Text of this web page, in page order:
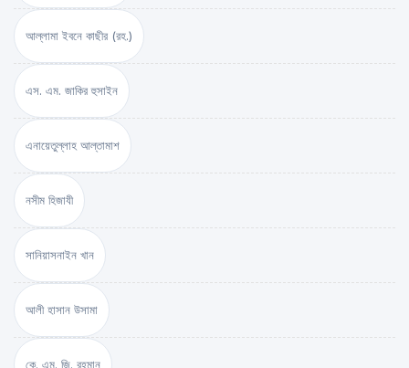
আল্লামা ইবনে কাছীর (রহ.)
এস. এম. জাকির হুসাইন
এনায়েতুল্লাহ আল্‌তামাশ
নসীম হিজাযী
সানিয়াসনাইন খান
আলী হাসান উসামা
কে. এম. জি. রহমান